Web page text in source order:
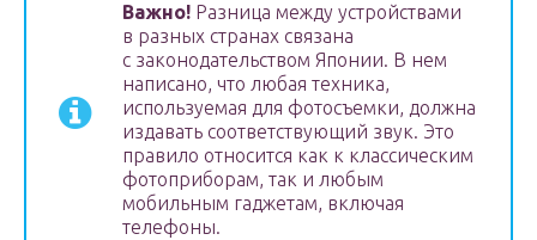
Важно! Разница между устройствами
в разных странах связана
с законодательством Японии. В нем
написано, что любая техника,
используемая для фотосъемки, должна
издавать соответствующий звук. Это
правило относится как к классическим
фотоприборам, так и любым
мобильным гаджетам, включая
телефоны.